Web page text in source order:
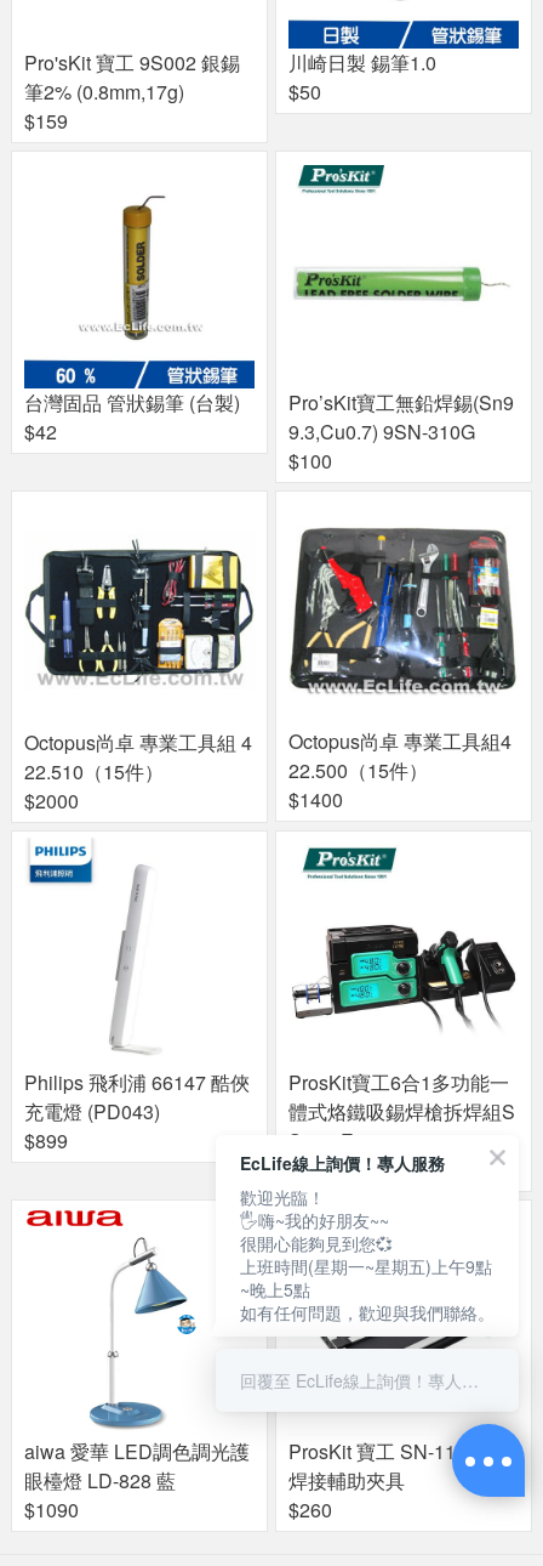
Pro'sKit 寶工 9S002 銀錫
筆2% (0.8mm,17g)
$159
川崎日製 錫筆1.0
$50
台灣固品 管狀錫筆 (台製)
$42
Pro’sKit寶工無鉛焊錫(Sn9
9.3,Cu0.7) 9SN-310G
$100
Octopus尚卓 專業工具組 4
22.510（15件）
$2000
Octopus尚卓 專業工具組4
22.500（15件）
$1400
Philips 飛利浦 66147 酷俠
充電燈 (PD043)
$899
ProsKit寶工6合1多功能一
體式烙鐵吸錫焊槍拆焊組S
S-988E
$12000
aiwa 愛華 LED調色調光護
眼檯燈 LD-828 藍
$1090
ProsKit 寶工 SN-11 PCB
焊接輔助夾具
$260
EcLife線上詢價！專人服務
歡迎光臨！
🖐嗨~我的好朋友~~
很開心能夠見到您💞
上班時間(星期一~星期五)上午9點
~晚上5點
如有任何問題，歡迎與我們聯絡。
回覆至 EcLife線上詢價！專人服務